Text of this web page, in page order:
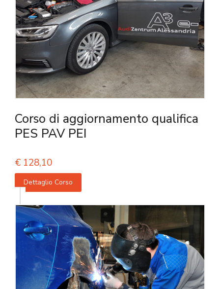
Corso di aggiornamento qualifica
PES PAV PEI
€ 128,10
Dettaglio Corso